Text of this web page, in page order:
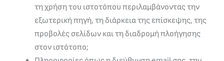
τη χρήση του ιστοτόπου περιλαμβάνοντας την
εξωτερική πηγή, τη διάρκεια της επίσκεψης, της
προβολές σελίδων και τη διαδρομή πλοήγησης
στον ιστότοπο;